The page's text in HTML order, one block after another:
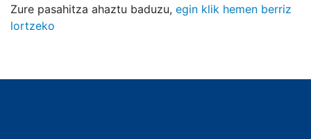
Zure pasahitza ahaztu baduzu, egin klik hemen berriz
lortzeko